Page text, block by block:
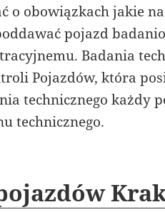
o obowiązkach jakie
pojazd
Badania
Pojazdów, która
technicznego każdy
technicznego.